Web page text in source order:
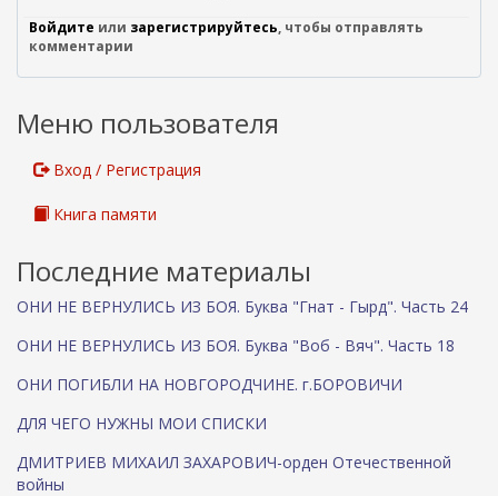
н
я
Войдите или зарегистрируйтесь, чтобы отправлять
комментарии
Меню пользователя
Вход / Регистрация
Книга памяти
Последние материалы
ОНИ НЕ ВЕРНУЛИСЬ ИЗ БОЯ. Буква "Гнат - Гырд". Часть 24
ОНИ НЕ ВЕРНУЛИСЬ ИЗ БОЯ. Буква "Воб - Вяч". Часть 18
ОНИ ПОГИБЛИ НА НОВГОРОДЧИНЕ. г.БОРОВИЧИ
ДЛЯ ЧЕГО НУЖНЫ МОИ СПИСКИ
ДМИТРИЕВ МИХАИЛ ЗАХАРОВИЧ-орден Отечественной
войны